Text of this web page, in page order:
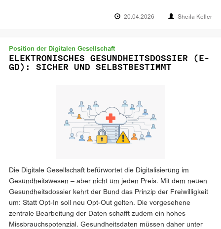
20.04.2026 Sheila Keller
Position der Digitalen Gesellschaft
ELEKTRONISCHES GESUNDHEITSDOSSIER (E-
GD): SICHER UND SELBSTBESTIMMT
Die Digitale Gesellschaft befürwortet die Digitalisierung im
Gesundheitswesen – aber nicht um jeden Preis. Mit dem neuen
Gesundheitsdossier kehrt der Bund das Prinzip der Freiwilligkeit
um: Statt Opt-In soll neu Opt-Out gelten. Die vorgesehene
zentrale Bearbeitung der Daten schafft zudem ein hohes
Missbrauchspotenzial. Gesundheitsdaten müssen daher unter